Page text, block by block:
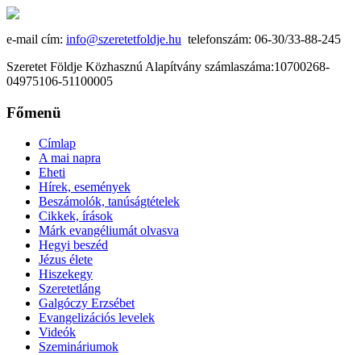
e-mail cím: info@szeretetfoldje.hu telefonszám: 06-30/33-88-245
Szeretet Földje Közhasznú Alapítvány számlaszáma:10700268-
04975106-51100005
Főmenü
Címlap
A mai napra
Eheti
Hírek, események
Beszámolók, tanúságtételek
Cikkek, írások
Márk evangéliumát olvasva
Hegyi beszéd
Jézus élete
Hiszekegy
Szeretetláng
Galgóczy Erzsébet
Evangelizációs levelek
Videók
Szemináriumok